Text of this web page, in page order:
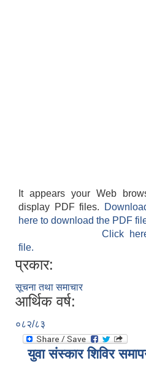
It appears your Web
display PDF files.
here to download the PDF
Click
file.
प्रकार:
सूचना तथा समाचार
आर्थिक वर्ष:
०८२/८३
युवा संस्कार शिविर